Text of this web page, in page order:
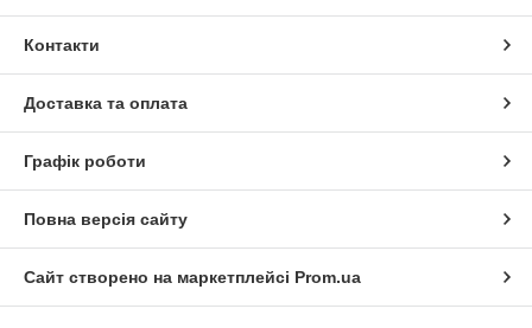
Контакти
Доставка та оплата
Графік роботи
Повна версія сайту
Сайт створено на маркетплейсі Prom.ua